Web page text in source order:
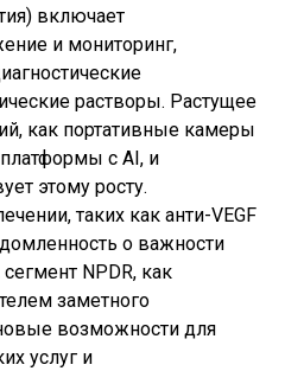
включает
и мониторинг,
растворы. Растущее
как портативные камеры
с AI, и
этому росту.
таких как анти-VEGF
о важности
NPDR, как
заметного
возможности для
услуг и